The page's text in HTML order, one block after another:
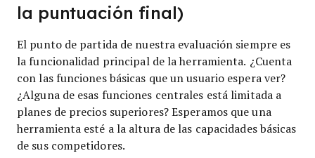
la puntuación final)
El punto de partida de nuestra evaluación siempre es
la funcionalidad principal de la herramienta. ¿Cuenta
con las funciones básicas que un usuario espera ver?
¿Alguna de esas funciones centrales está limitada a
planes de precios superiores? Esperamos que una
herramienta esté a la altura de las capacidades básicas
de sus competidores.